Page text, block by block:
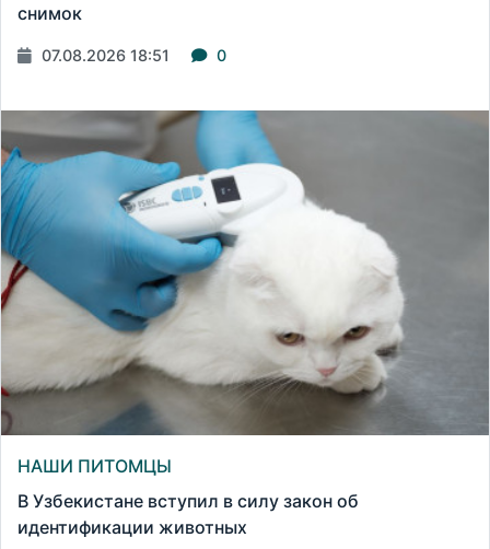
снимок
07.08.2026 18:51 0
НАШИ ПИТОМЦЫ
В Узбекистане вступил в силу закон об
идентификации животных